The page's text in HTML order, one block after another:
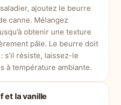
ajoutez le beurre
canne. Mélangez
obtenir une texture
pâle. Le beurre doit
s’il résiste, laissez-le
à température ambiante.
et la vanille